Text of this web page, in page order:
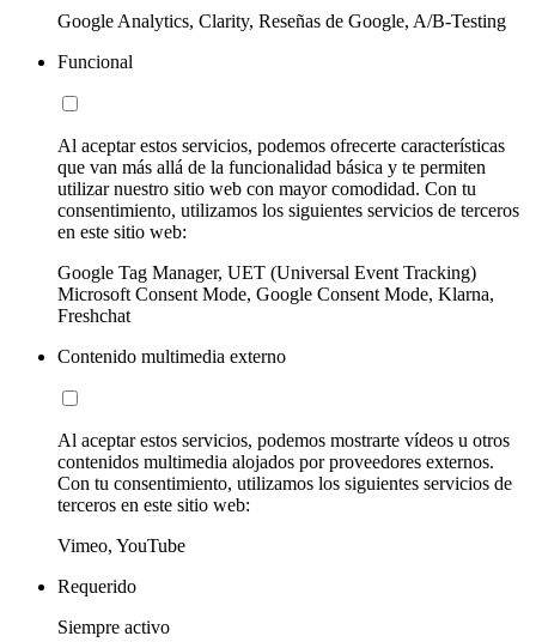
Google Analytics, Clarity, Reseñas de Google, A/B-Testing
Funcional
Al aceptar estos servicios, podemos ofrecerte características
que van más allá de la funcionalidad básica y te permiten
utilizar nuestro sitio web con mayor comodidad. Con tu
consentimiento, utilizamos los siguientes servicios de terceros
en este sitio web:
Google Tag Manager, UET (Universal Event Tracking)
Microsoft Consent Mode, Google Consent Mode, Klarna,
Freshchat
Contenido multimedia externo
Al aceptar estos servicios, podemos mostrarte vídeos u otros
contenidos multimedia alojados por proveedores externos.
Con tu consentimiento, utilizamos los siguientes servicios de
terceros en este sitio web:
Vimeo, YouTube
Requerido
Siempre activo